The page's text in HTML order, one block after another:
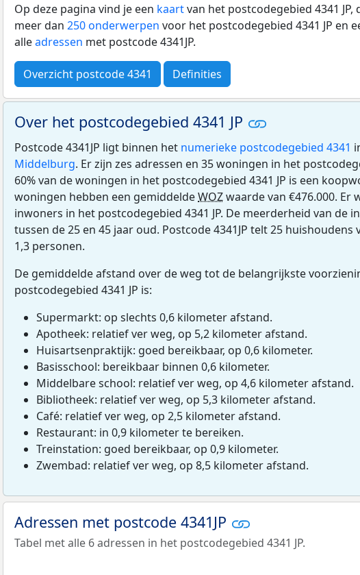
Op deze pagina vind je een kaartvan het postcodegebied 4341 JP,
meer dan 250 onderwerpen voor het postcodegebied 4341 JP en
alleadressen met postcode 4341JP.
Overzicht postcode 4341 Definities
Over het postcodegebied 4341 JP
Postcode 4341JP ligt binnen het numerieke postcodegebied 4341
Middelburg. Er zijn zes adressen en 35 woningen in het
60% van de woningen in het postcodegebied 4341 JP is een
woningen hebben een gemiddeldeWOZwaarde van €476.000. Er
inwoners in het postcodegebied 4341 JP. De meerderheid van de
tussen de 25 en 45 jaar oud. Postcode 4341JP telt 25 huishoudens
1,3 personen.
De gemiddelde afstand over de weg tot de belangrijkste
postcodegebied 4341 JP is:
Supermarkt: op slechts 0,6 kilometer afstand.
Apotheek: relatief ver weg, op 5,2 kilometer afstand.
Huisartsenpraktijk: goed bereikbaar, op 0,6 kilometer.
Basisschool: bereikbaar binnen 0,6 kilometer.
Middelbare school: relatief ver weg, op 4,6 kilometer afstand.
Bibliotheek: relatief ver weg, op 5,3 kilometer afstand.
Café: relatief ver weg, op 2,5 kilometer afstand.
Restaurant: in 0,9 kilometer te bereiken.
Treinstation: goed bereikbaar, op 0,9 kilometer.
Zwembad: relatief ver weg, op 8,5 kilometer afstand.
Adressen met postcode 4341JP
Tabel met alle 6 adressen in het postcodegebied 4341 JP.